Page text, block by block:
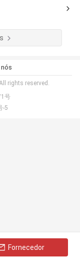
Fornecedor
rights reserved.
号
-5